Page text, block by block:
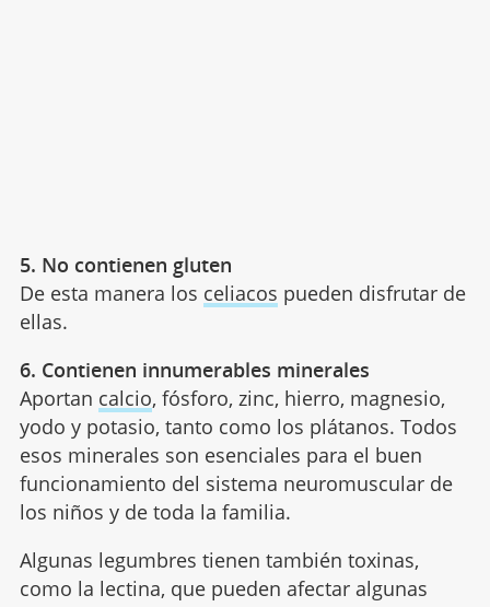
5. No contienen gluten
De esta manera los celiacos pueden disfrutar de
ellas.
6. Contienen innumerables minerales
Aportan calcio, fósforo, zinc, hierro, magnesio,
yodo y potasio, tanto como los plátanos. Todos
esos minerales son esenciales para el buen
funcionamiento del sistema neuromuscular de
los niños y de toda la familia.
Algunas legumbres tienen también toxinas,
como la lectina, que pueden afectar algunas